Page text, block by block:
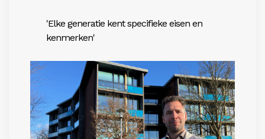
'Elke generatie kent specifieke eisen en
kenmerken'